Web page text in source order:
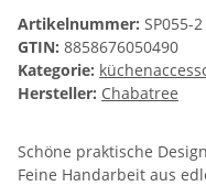
Artikelnummer: SP055-2
GTIN: 8858676050490
Kategorie:
Hersteller: Chabatree
Schöne praktische
Feine Handarbeit aus